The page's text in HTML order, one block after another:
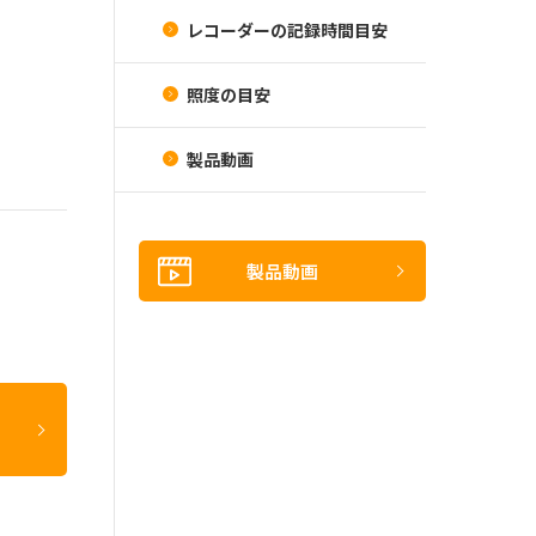
レコーダーの記録時間目安
照度の目安
製品動画
製品動画